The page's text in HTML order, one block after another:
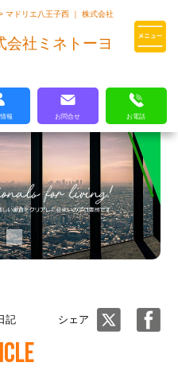
厳しい基準を
マドリエ八王子西 ｜ 株式会社
会社ミネトーヨ
報 お問合せ お電話
記 シェア